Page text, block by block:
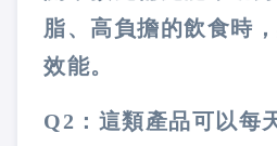
脂、高負擔的飲食時
效能。
Q2：這類產品可以每